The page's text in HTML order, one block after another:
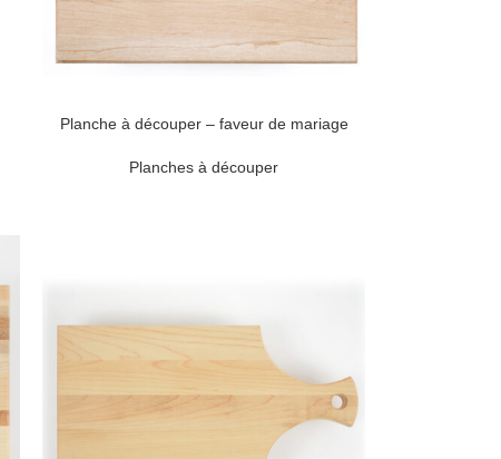
Planche à découper – faveur de mariage
Planches à découper